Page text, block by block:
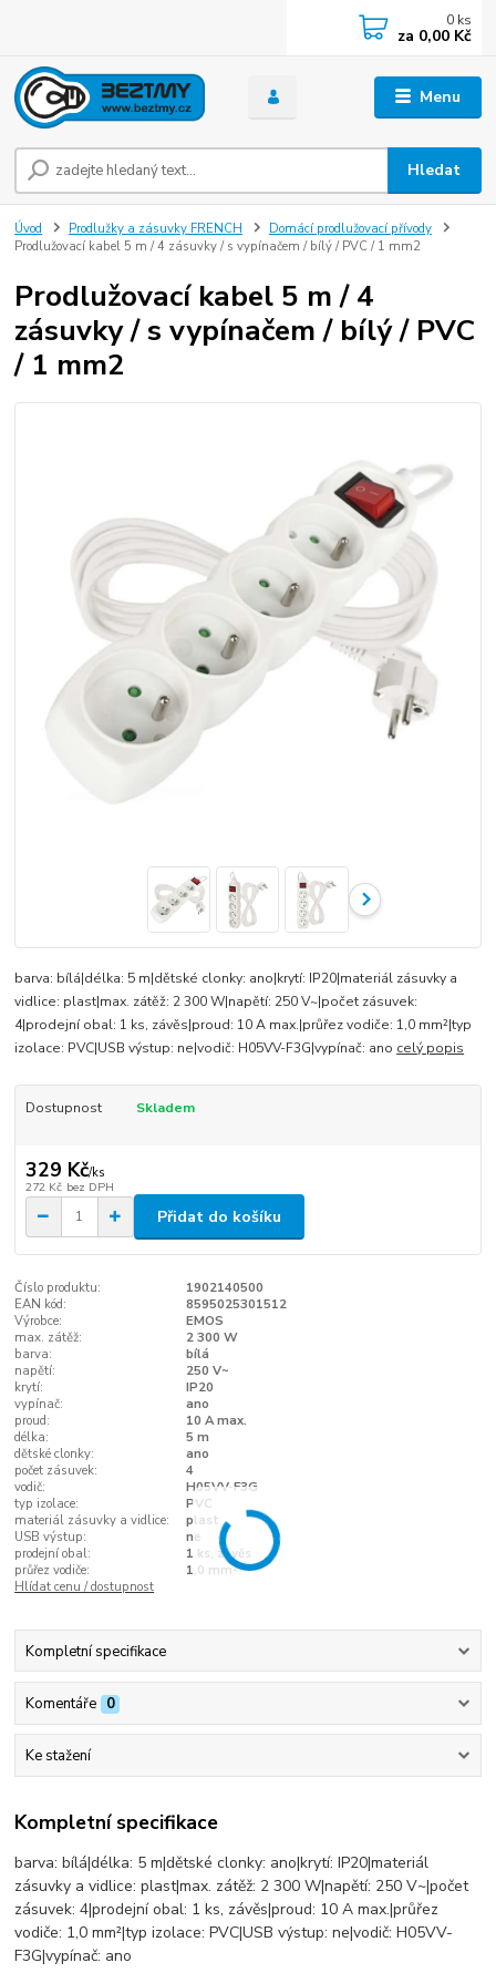
Menu
Hledat
0 ks
za 0,00 Kč
Úvod Prodlužky a zásuvky FRENCH
Domácí prodlužovací přívody
Prodlužovací kabel 5 m / 4 zásuvky / s vypínačem / bílý / PVC / 1 mm2
Prodlužovací kabel 5 m / 4
zásuvky / s vypínačem / bílý / PVC
/ 1 mm2
barva: bílá|délka: 5 m|dětské clonky: ano|krytí: IP20|materiál zásuvky a
vidlice: plast|max. zátěž: 2 300 W|napětí: 250 V~|počet zásuvek:
4|prodejní obal: 1 ks, závěs|proud: 10 A max.|průřez vodiče: 1,0 mm²|typ
izolace: PVC|USB výstup: ne|vodič: H05VV-F3G|vypínač: ano celý popis
Dostupnost Skladem
329 Kč/ks
272 Kč bez DPH
Přidat do košíku
Číslo produktu:
1902140500
EAN kód:
8595025301512
Výrobce:
EMOS
max. zátěž:
2 300 W
barva:
bílá
napětí:
250 V~
krytí:
IP20
vypínač:
ano
proud:
10 A max.
délka:
5 m
dětské clonky:
ano
počet zásuvek:
4
vodič:
H05VV-F3G
typ izolace:
PVC
materiál zásuvky a vidlice:
plast
USB výstup:
ne
prodejní obal:
1 ks, závěs
průřez vodiče:
1,0 mm²
Hlídat cenu / dostupnost
Kompletní specifikace
Komentáře 0
Ke stažení
Kompletní specifikace
barva: bílá|délka: 5 m|dětské clonky: ano|krytí: IP20|materiál
zásuvky a vidlice: plast|max. zátěž: 2 300 W|napětí: 250 V~|počet
zásuvek: 4|prodejní obal: 1 ks, závěs|proud: 10 A max.|průřez
vodiče: 1,0 mm²|typ izolace: PVC|USB výstup: ne|vodič: H05VV-
F3G|vypínač: ano